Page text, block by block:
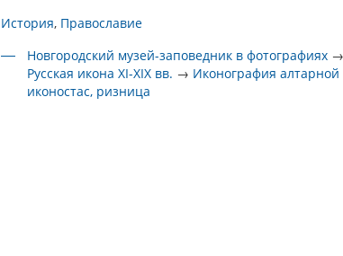
История Православие
Новгородский музей-заповедник в фотографиях
Русская икона XI-XIX вв. → Иконография алтарной
иконостас, ризница